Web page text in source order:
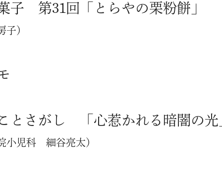
子 第31回「とらやの栗粉餅」
子）
とさがし 「心惹かれる暗闇の光
小児科 細谷亮太）